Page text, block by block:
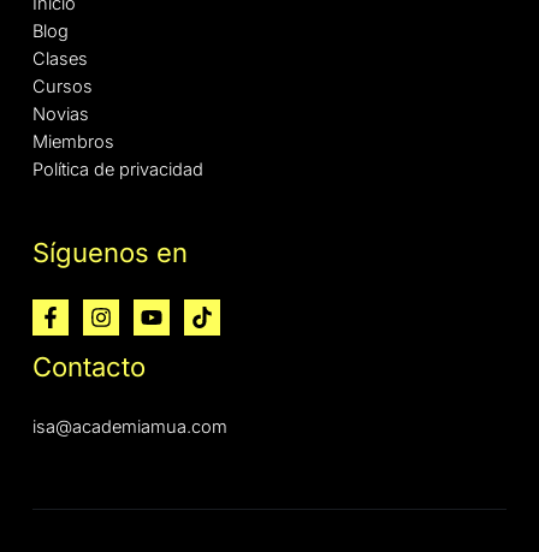
Blog
Clases
Cursos
Novias
Miembros
Política de privacidad
Síguenos en
Contacto
isa@academiamua.com